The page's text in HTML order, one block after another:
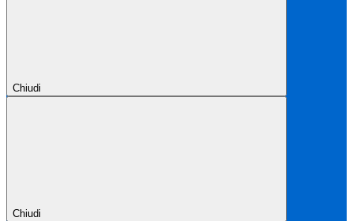
Chiudi
Chiudi